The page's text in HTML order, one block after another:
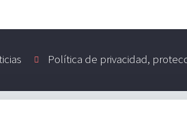
Política de privacidad,